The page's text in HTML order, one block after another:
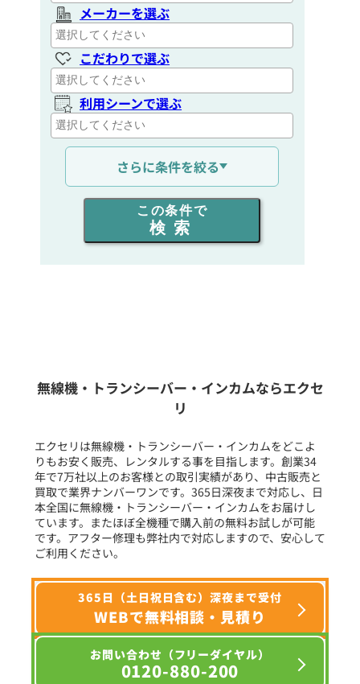
メーカーを選ぶ
こだわりで選ぶ
利用シーンで選ぶ
通信距離を選ぶ
出力を選ぶ
同時通話人数を選ぶ
フリーワード入力(製品名等)
選択条件をリセット
さらに条件を絞る
この条件で
検索
無線機・トランシーバー・インカムならエクセ
リ
エクセリは無線機・トランシーバー・インカムをどこよ
りもお安く販売、レンタルする事を目指します。創業34
年で7万社以上のお客様との取引実績があり、中古販売と
買取で業界ナンバーワンです。365日深夜まで対応し、日
本全国に無線機・トランシーバー・インカムをお届けし
ています。またほぼ全機種で購入前の無料お試しが可能
です。アフター修理も弊社内で対応しますので、安心して
ご利用ください。
365日（土日祝日含む）深夜まで受付
WEBで無料相談・見積り
お問い合わせ（フリーダイヤル）
0120-880-200